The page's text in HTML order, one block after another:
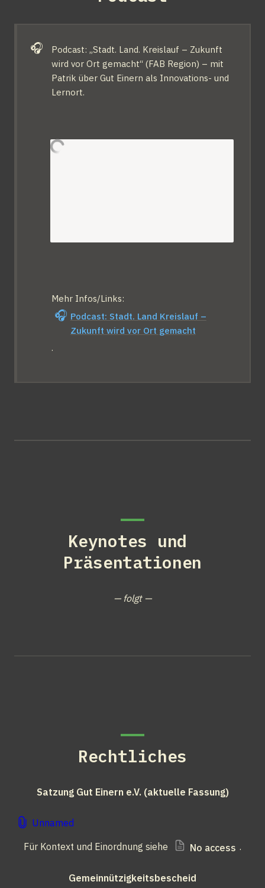
🎧
Podcast: „Stadt. Land. Kreislauf – Zukunft
wird vor Ort gemacht“ (FAB Region) – mit
Patrik über Gut Einern als Innovations- und
Lernort.
Mehr Infos/Links:
🎧 Podcast: Stadt. Land Kreislauf –
Zukunft wird vor Ort gemacht
.
Keynotes und
Präsentationen
— folgt —
Rechtliches
Satzung Gut Einern e.V. (aktuelle Fassung)
Unnamed
Für Kontext und Einordnung siehe
No access .
Gemeinnützigkeitsbescheid